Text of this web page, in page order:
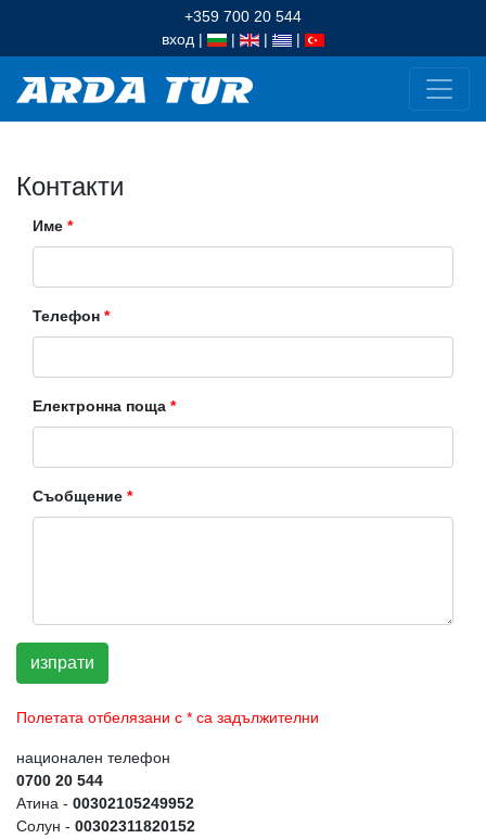
+359 700 20 544
вход | | | |
Контакти
Име *
Телефон *
Електронна поща *
Съобщение *
изпрати
Полетата отбелязани с * са задължителни
национален телефон
0700 20 544
Атина - 00302105249952
Солун - 00302311820152